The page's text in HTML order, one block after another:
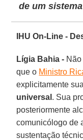
de um
IHU On-Line -
Lígia Bahia -
que o Ministro
explicitamente
universal . Sua
posteriormente
comunicólogo de
sustentação